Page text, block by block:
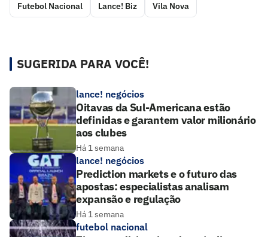
Futebol Nacional Lance! Biz Vila Nova
SUGERIDA PARA VOCÊ!
lance! negócios
Oitavas da Sul-Americana estão
definidas e garantem valor milionário
aos clubes
Há 1 semana
lance! negócios
Prediction markets e o futuro das
apostas: especialistas analisam
expansão e regulação
Há 1 semana
futebol nacional